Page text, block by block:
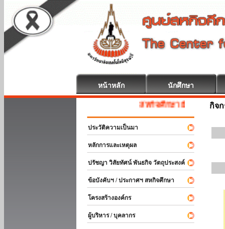
หน้าหลัก นักศึกษา
สหกิจศึกษา ยินดีต้อนรับ
ประวัติความเป็นมา
หลักการและเหตุผล
ปรัชญา วิสัยทัศน์ พันธกิจ วัตถุประสงค์
ข้อบังคับฯ / ประกาศฯ สหกิจศึกษา
โครงสร้างองค์กร
ผู้บริหาร / บุคลากร
กิจ